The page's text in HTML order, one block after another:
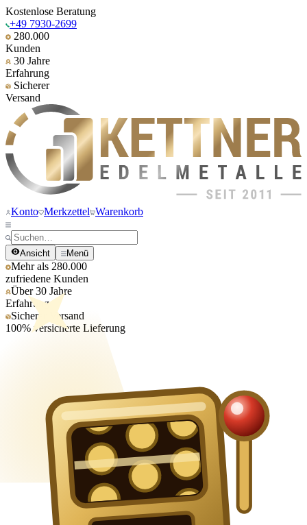
Kostenlose Beratung
+49 7930-2699
280.000
Kunden
30 Jahre
Erfahrung
Sicherer
Versand
Konto Merkzettel Warenkorb
Ansicht Menü
Mehr als 280.000
zufriedene Kunden
Über 30 Jahre
Erfahrung
Sicherer Versand
100% versicherte Lieferung